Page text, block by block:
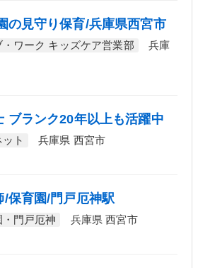
の見守り保育/兵庫県西宮市
ワーク キッズケア営業部
兵庫
ブランク20年以上も活躍中
ト
兵庫県 西宮市
/保育園/門戸厄神駅
門戸厄神
兵庫県 西宮市